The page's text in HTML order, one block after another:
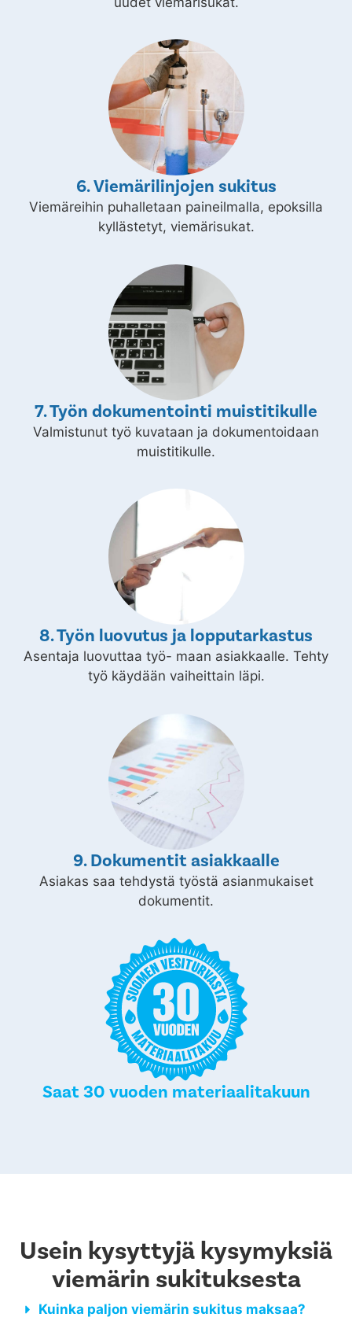
6. Viemärilinjojen sukitus
Viemäreihin puhalletaan paineilmalla, epoksilla
kyllästetyt, viemärisukat.
7. Työn dokumentointi muistitikulle
Valmistunut työ kuvataan ja dokumentoidaan
muistitikulle.
8. Työn luovutus ja lopputarkastus
Asentaja luovuttaa työ- maan asiakkaalle. Tehty
työ käydään vaiheittain läpi.
9. Dokumentit asiakkaalle
Asiakas saa tehdystä työstä asianmukaiset
dokumentit.
Saat 30 vuoden materiaalitakuun
Usein kysyttyjä kysymyksiä
viemärin sukituksesta
Kuinka paljon viemärin sukitus maksaa?